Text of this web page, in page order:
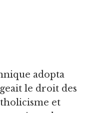
adopta
le droit des
et